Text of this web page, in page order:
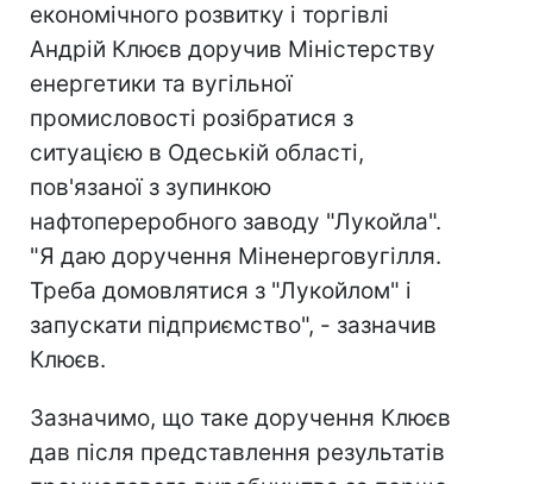
економічного розвитку і торгівлі
Андрій Клюєв доручив Міністерству
енергетики та вугільної
промисловості розібратися з
ситуацією в Одеській області,
пов'язаної з зупинкою
нафтопереробного заводу "Лукойла".
"Я даю доручення Міненерговугілля.
Треба домовлятися з "Лукойлом" і
запускати підприємство", - зазначив
Клюєв.
Зазначимо, що таке доручення Клюєв
дав після представлення результатів